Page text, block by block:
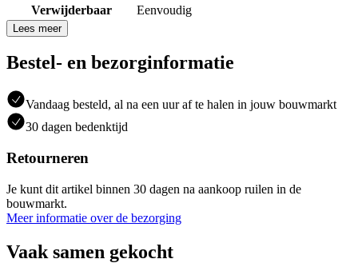
Verwijderbaar
Eenvoudig
Lees meer
Bestel- en bezorginformatie
Vandaag besteld, al na een uur af te halen in jouw bouwmarkt
30 dagen bedenktijd
Retourneren
Je kunt dit artikel binnen 30 dagen na aankoop ruilen in de
bouwmarkt.
Meer informatie over de bezorging
Vaak samen gekocht